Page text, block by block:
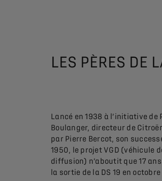
LES PÈRES DE
Lancé en 1938 à l’initiative de
Boulanger, directeur de
par Pierre Bercot, son
1950, le projet VGD (véhicule
diffusion) n’aboutit que 17
la sortie de la DS 19 en octobre